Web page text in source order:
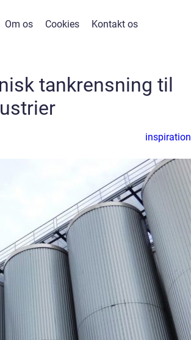
Om os Cookies Kontakt os
tankrensning til
inspiration